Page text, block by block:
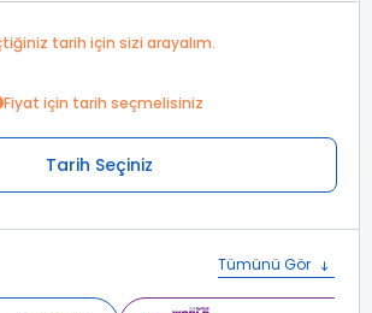
tarih için sizi arayalım.
Fiyat için tarih seçmelisiniz
Tarih Seçiniz
Tümünü Gör